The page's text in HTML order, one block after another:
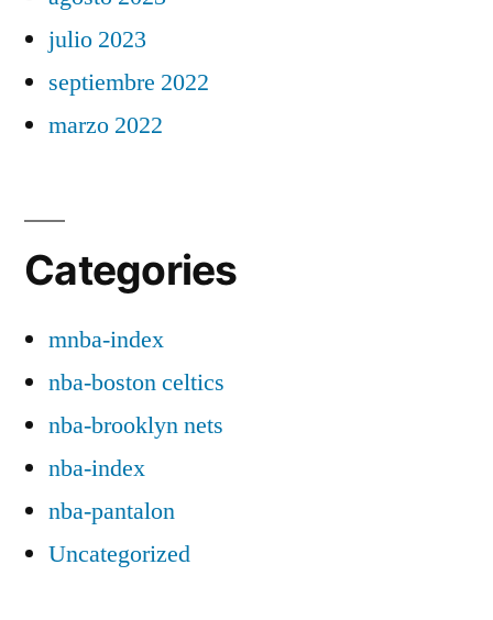
julio 2023
septiembre 2022
marzo 2022
Categories
mnba-index
nba-boston celtics
nba-brooklyn nets
nba-index
nba-pantalon
Uncategorized